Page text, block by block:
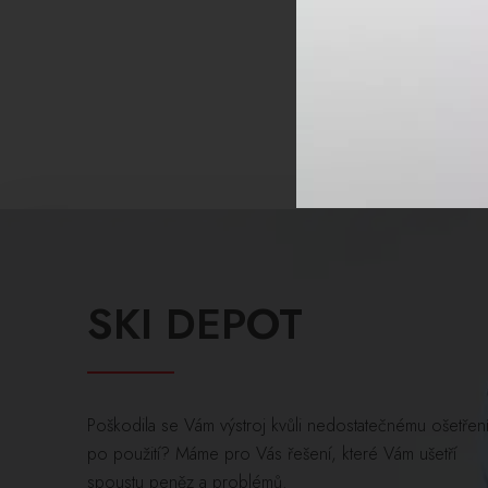
SKI DEPOT
Poškodila se Vám výstroj kvůli nedostatečnému ošetření
po použití? Máme pro Vás řešení, které Vám ušetří
spoustu peněz a problémů.